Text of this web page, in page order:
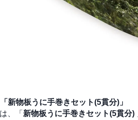
新物板うに手巻きセット(5貫分)」
、「 新物板うに手巻きセット(5貫分)